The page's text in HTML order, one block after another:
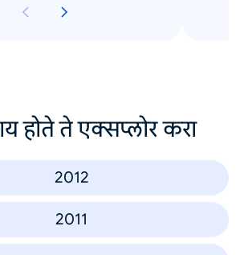
होते ते एक्सप्लोर करा
2012
2011